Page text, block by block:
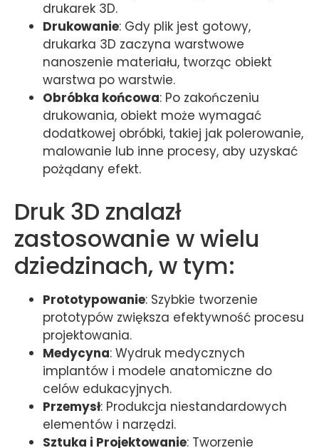
drukarek 3D.
Drukowanie: Gdy plik jest gotowy,
drukarka 3D zaczyna warstwowe
nanoszenie materiału, tworząc obiekt
warstwa po warstwie.
Obróbka końcowa: Po zakończeniu
drukowania, obiekt może wymagać
dodatkowej obróbki, takiej jak polerowanie,
malowanie lub inne procesy, aby uzyskać
pożądany efekt.
Druk 3D znalazł
zastosowanie w wielu
dziedzinach, w tym:
Prototypowanie: Szybkie tworzenie
prototypów zwiększa efektywność procesu
projektowania.
Medycyna: Wydruk medycznych
implantów i modele anatomiczne do
celów edukacyjnych.
Przemysł: Produkcja niestandardowych
elementów i narzędzi.
Sztuka i Projektowanie: Tworzenie